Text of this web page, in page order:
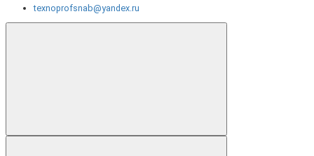
texnoprofsnab@yandex.ru